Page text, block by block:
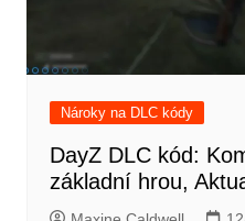
Nároky na DLC kódy
DayZ DLC kód:
základní hrou,